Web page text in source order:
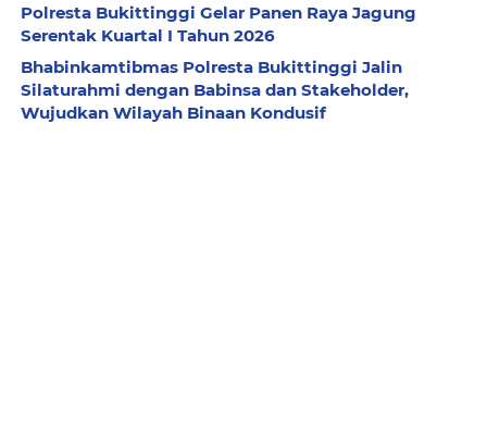
Polresta Bukittinggi Gelar Panen Raya Jagung
Serentak Kuartal I Tahun 2026
Bhabinkamtibmas Polresta Bukittinggi Jalin
Silaturahmi dengan Babinsa dan Stakeholder,
Wujudkan Wilayah Binaan Kondusif